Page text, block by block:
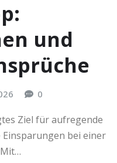
und
0
Ziel für aufregende
bei einer